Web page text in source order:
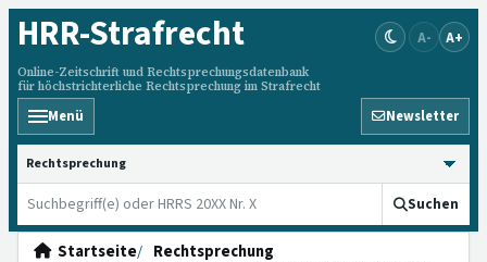
HRR-Strafrecht
Online-Zeitschrift und Rechtsprechungsdatenbank
für höchstrichterliche Rechtsprechung im Strafrecht
A- A+
Menü Newsletter
HRRS durchsuchen
Suchen
Startseite
Rechtsprechung